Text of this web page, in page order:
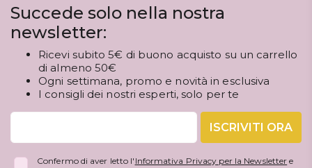
Succede solo nella nostra
newsletter:
Ricevi subito 5€ di buono acquisto su un carrello
di almeno 50€
Ogni settimana, promo e novità in esclusiva
I consigli dei nostri esperti, solo per te
ISCRIVITI ORA
Confermo di aver letto l' Informativa Privacy per la Newsletter e